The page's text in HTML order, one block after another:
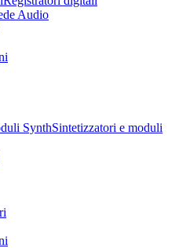
Audio
Sintetizzatori e moduli